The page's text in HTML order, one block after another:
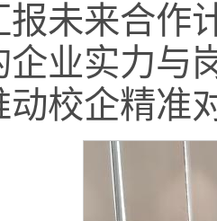
报未来合作
企业实力与
动校企精准